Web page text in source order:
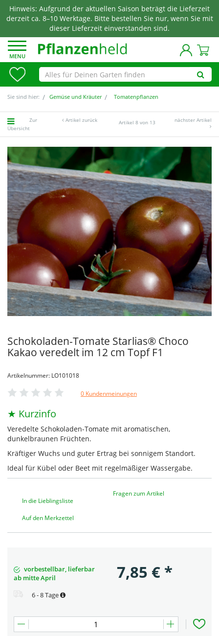
Hinweis: Aufgrund der aktuellen Saison beträgt die Lieferzeit
derzeit ca. 8–10 Werktage. Bitte bestellen Sie nur, wenn Sie mit
dieser Lieferzeit einverstanden sind.
MENU
Sie sind hier: Gemüse und Kräuter Tomatenpflanzen
Zur
Übersicht
Artikel zurück Artikel 8 von 13 nächster Artikel
Schokoladen-Tomate Starlias® Choco
Kakao veredelt im 12 cm Topf F1
Artikelnummer: LO101018
0 Kundenmeinungen
★ Kurzinfo
Veredelte Schokoladen-Tomate mit aromatischen,
dunkelbraunen Früchten.
Kräftiger Wuchs und guter Ertrag bei sonnigem Standort.
Ideal für Kübel oder Beet mit regelmäßiger Wassergabe.
In die Lieblingsliste
Auf den Merkzettel
Fragen zum Artikel
vorbestellbar, lieferbar
ab mitte April
6 - 8 Tage
7,85 € *